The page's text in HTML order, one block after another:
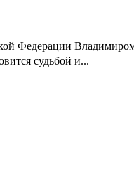
Федерации
судьбой и...